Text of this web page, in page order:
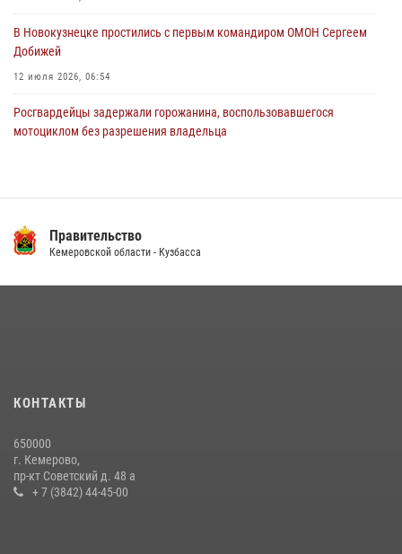
В Новокузнецке простились с первым командиром ОМОН Сергеем
Добижей
12 июля 2026, 06:54
Росгвардейцы задержали горожанина, воспользовавшегося
мотоциклом без разрешения владельца
06 августа 2026, 10:19
20 июля 2026, 08:52
детского дома в рамках всероссийской акции
20 июля 2026, 10:54
Правительство
Кемеровской области - Кузбасса
КОНТАКТЫ
650000
г. Кемерово,
пр-кт Советский д. 48 а
+ 7 (3842) 44-45-00